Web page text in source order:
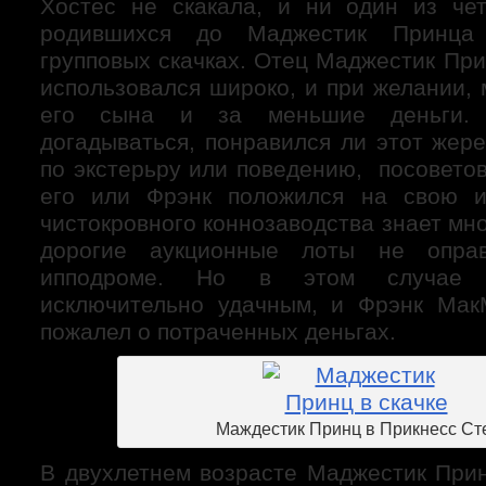
Хостес не скакала, и ни один из
родившихся до Маджестик
групповых скачках. Отец Маджестик
использовался широко, и при желании,
его сына и за меньшие деньги.
догадываться, понравился ли этот
по экстерьру или поведению,
его или Фрэнк положился на свою
чистокровного коннозаводства знает
дорогие аукционные лоты не
ипподроме. Но в этом случае
исключительно удачным, и Фрэнк
пожалел о потраченных деньгах.
Маждестик Принц в Прикнесс
В двухлетнем возрасте Маджестик